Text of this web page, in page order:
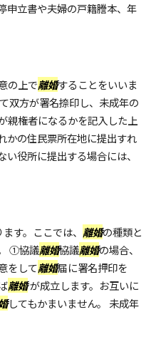
申立書や夫婦の戸籍謄本、年
の上で離婚することをいいま
双方が署名捺印し、未成年の
親権者になるかを記入した上
かの住民票所在地に提出すれ
役所に提出する場合には、
す。ここでは、 離婚の種類と
①協議離婚協議離婚の場合、
をして離婚届に署名押印を
離婚が成立します。お互いに
してもかまいません。 未成年